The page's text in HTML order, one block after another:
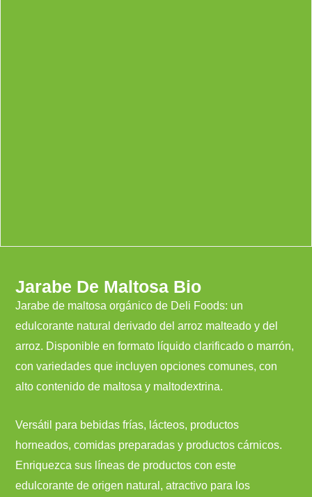
Jarabe De Maltosa Bio
Jarabe de maltosa orgánico de Deli Foods: un
edulcorante natural derivado del arroz malteado y del
arroz. Disponible en formato líquido clarificado o marrón,
con variedades que incluyen opciones comunes, con
alto contenido de maltosa y maltodextrina.
Versátil para bebidas frías, lácteos, productos
horneados, comidas preparadas y productos cárnicos.
Enriquezca sus líneas de productos con este
edulcorante de origen natural, atractivo para los